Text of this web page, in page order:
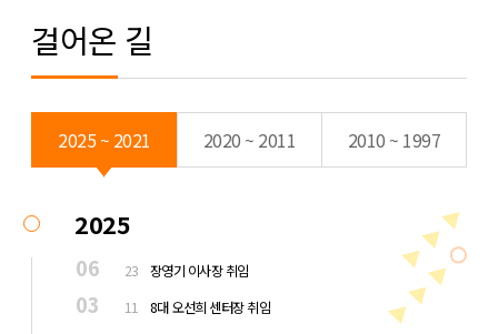
걸어온 길
2025 ~ 2021 2020 ~ 2011 2010 ~ 1997
2025
06 23 장영기 이사장 취임
03 11 8대 오선희 센터장 취임